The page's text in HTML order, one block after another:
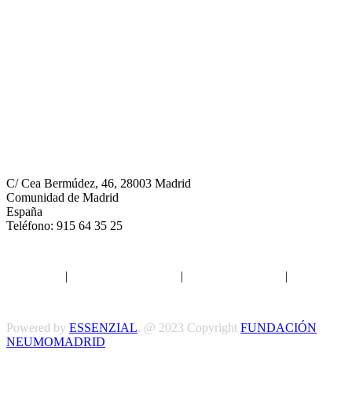
C/ Cea Bermúdez, 46, 28003 Madrid
Comunidad de Madrid
España
Teléfono: 915 64 35 25
| | |
Powered by ESSENZIAL. @ 2023 Copyright FUNDACIÓN
NEUMOMADRID